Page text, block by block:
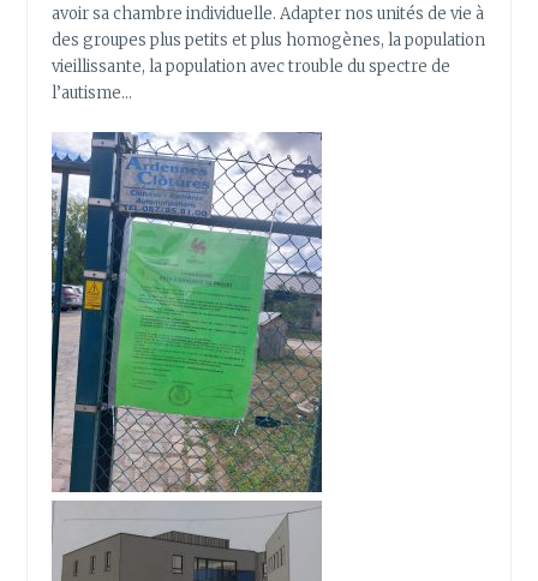
avoir sa chambre individuelle. Adapter nos unités de vie à
des groupes plus petits et plus homogènes, la population
vieillissante, la population avec trouble du spectre de
l’autisme…